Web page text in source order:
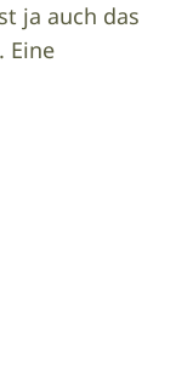
ja auch das
Eine